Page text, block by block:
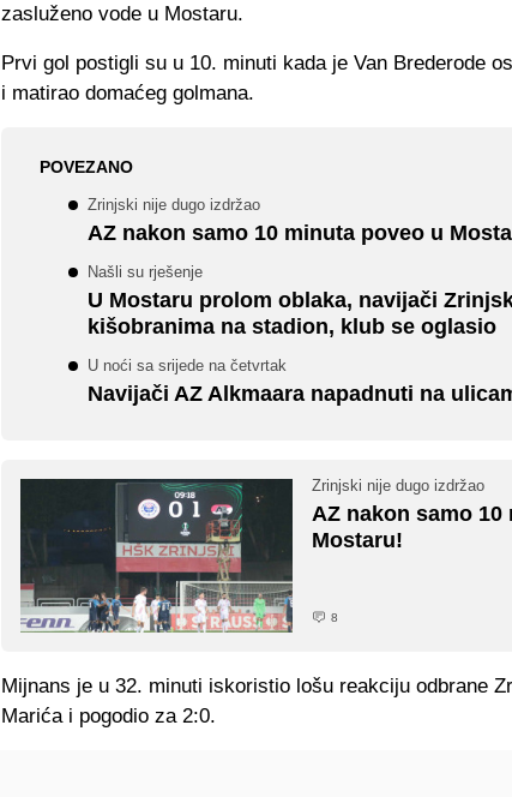
zasluženo vode u Mostaru.
Prvi gol postigli su u 10. minuti kada je Van Brederode
i matirao domaćeg golmana.
POVEZANO
Zrinjski nije dugo izdržao
AZ nakon samo 10 minuta poveo u
Našli su rješenje
U Mostaru prolom oblaka, navijači
kišobranima na stadion, klub se oglasio
U noći sa srijede na četvrtak
Navijači AZ Alkmaara napadnuti na
Zrinjski nije dugo izdržao
AZ nakon samo
Mostaru!
8
Mijnans je u 32. minuti iskoristio lošu reakciju odbrane
Marića i pogodio za 2:0.